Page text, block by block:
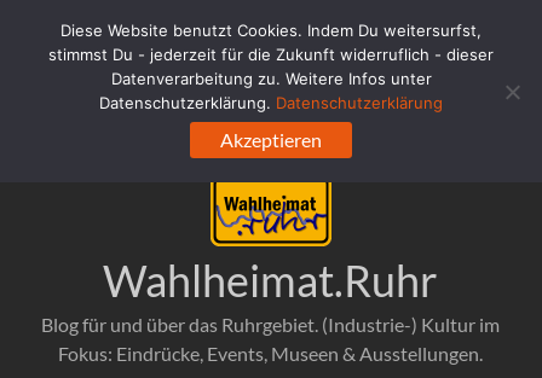
springen
Wahlheimat.Ruhr
Blog für und über das Ruhrgebiet. (Industrie-) Kultur im
Fokus: Eindrücke, Events, Museen & Ausstellungen.
Diese Website benutzt Cookies. Indem Du weitersurfst,
stimmst Du - jederzeit für die Zukunft widerruflich - dieser
Datenverarbeitung zu. Weitere Infos unter
Datenschutzerklärung. Datenschutzerklärung
Akzeptieren